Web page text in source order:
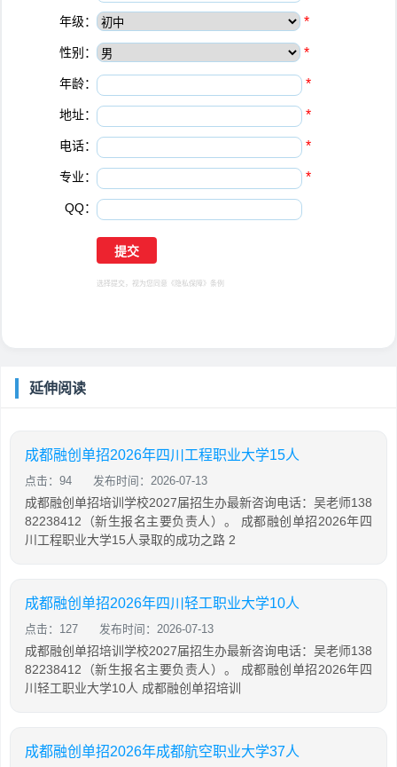
年级： *
性别： *
年龄： *
地址： *
电话： *
专业： *
QQ：
选择提交，视为您同意 《隐私保障》 条例
延伸阅读
成都融创单招2026年四川工程职业大学15人
点击：94 发布时间：2026-07-13
成都融创单招培训学校2027届招生办最新咨询电话：吴老师138
82238412（新生报名主要负责人）。 成都融创单招2026年四
川工程职业大学15人录取的成功之路 2
成都融创单招2026年四川轻工职业大学10人
点击：127 发布时间：2026-07-13
成都融创单招培训学校2027届招生办最新咨询电话：吴老师138
82238412（新生报名主要负责人）。 成都融创单招2026年四
川轻工职业大学10人 成都融创单招培训
成都融创单招2026年成都航空职业大学37人